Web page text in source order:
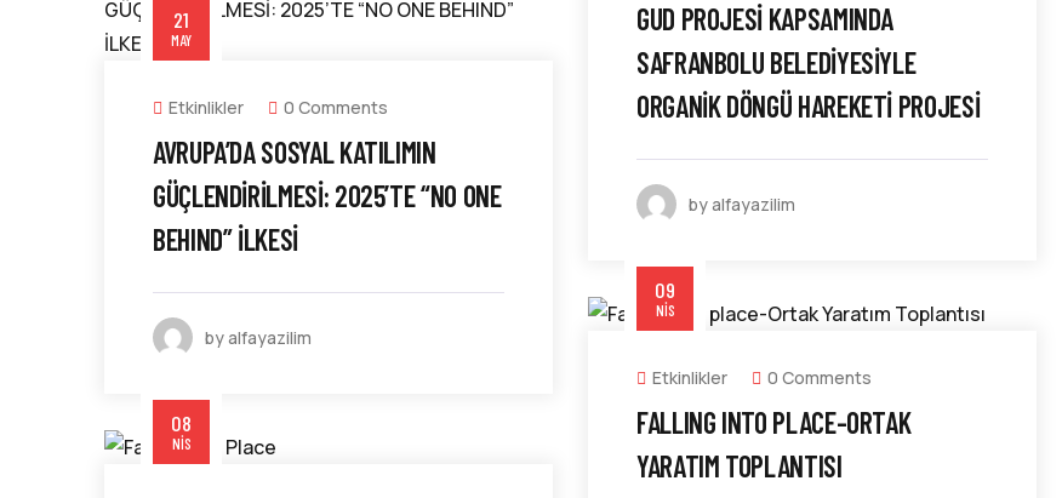
GUD PROJESI KAPSAMINDA
SAFRANBOLU BELEDIYESIYLE
ORGANIK DÖNGÜ HAREKETI PROJESI
by alfayazilim
21
MAY
Etkinlikler 0 Comments
AVRUPA’DA SOSYAL KATILIMIN
GÜÇLENDİRİLMESİ: 2025’TE “NO ONE
BEHIND” İLKESİ
by alfayazilim
09
NIS
Etkinlikler 0 Comments
FALLING INTO PLACE-ORTAK
YARATIM TOPLANTISI
08
NIS